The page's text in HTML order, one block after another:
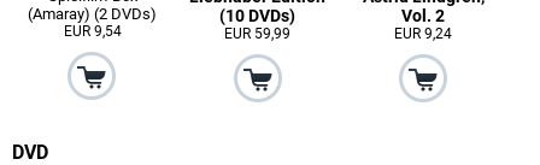
(Amaray) (2 DVDs)
EUR 9,54
(10 DVDs)
EUR 59,99
Vol. 2
EUR 9,24
DVD